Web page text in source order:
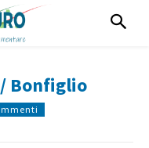
Bonfiglio